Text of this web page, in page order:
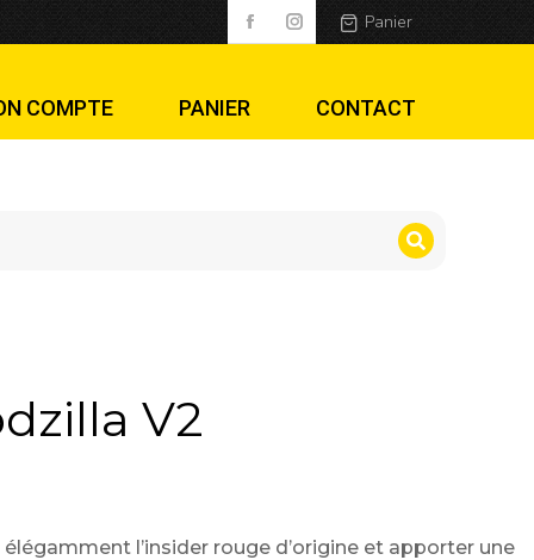
Panier
COMPTE PANIER CONTACT
V2
l’insider rouge d’origine et apporter une